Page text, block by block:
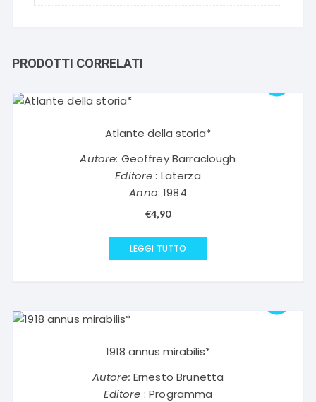
PRODOTTI CORRELATI
Atlante della storia*
Autore: Geoffrey Barraclough
Editore: Laterza
Anno: 1984
€4,90
LEGGI TUTTO
1918 annus mirabilis*
Autore: Ernesto Brunetta
Editore : Programma